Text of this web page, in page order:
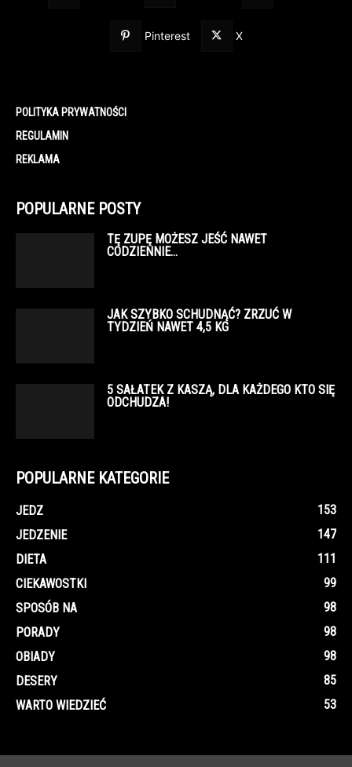
Pinterest X
POLITYKA PRYWATNOŚCI
REGULAMIN
REKLAMA
POPULARNE POSTY
TĘ ZUPĘ MOŻESZ JEŚĆ NAWET
CODZIENNIE…
JAK SZYBKO SCHUDNĄĆ? ZRZUĆ W
TYDZIEŃ NAWET 4,5 KG
5 SAŁATEK Z KASZĄ, DLA KAŻDEGO KTO SIĘ
ODCHUDZA!
POPULARNE KATEGORIE
JEDZ
153
JEDZENIE
147
DIETA
111
CIEKAWOSTKI
99
SPOSÓB NA
98
PORADY
98
OBIADY
98
DESERY
85
WARTO WIEDZIEĆ
53